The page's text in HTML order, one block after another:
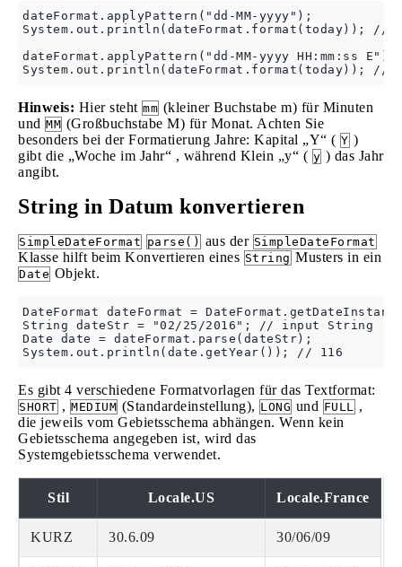
dateFormat.applyPattern("dd-MM-yyyy");
System.out.println(dateFormat.format(today)); //
dateFormat.applyPattern("dd-MM-yyyy HH:mm:ss E");
Hinweis: Hier steht mm (kleiner Buchstabe m) für Minuten
und MM (Großbuchstabe M) für Monat. Achten Sie
besonders bei der Formatierung Jahre: Kapital „Y“ ( Y )
gibt die „Woche im Jahr“ , während Klein „y“ ( y ) das Jahr
angibt.
String in Datum konvertieren
SimpleDateFormat parse() aus der SimpleDateFormat
Klasse hilft beim Konvertieren eines String Musters in ein
Date Objekt.
DateFormat dateFormat =
String dateStr = "02/25/2016"; // input String
Date date = dateFormat.parse(dateStr);
Es gibt 4 verschiedene Formatvorlagen für das Textformat:
SHORT , MEDIUM (Standardeinstellung), LONG und FULL ,
die jeweils vom Gebietsschema abhängen. Wenn kein
Gebietsschema angegeben ist, wird das
Systemgebietsschema verwendet.
Stil Locale.US Locale.France
KURZ 30.6.09 30/06/09